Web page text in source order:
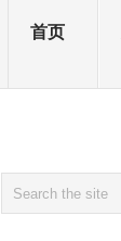
首页